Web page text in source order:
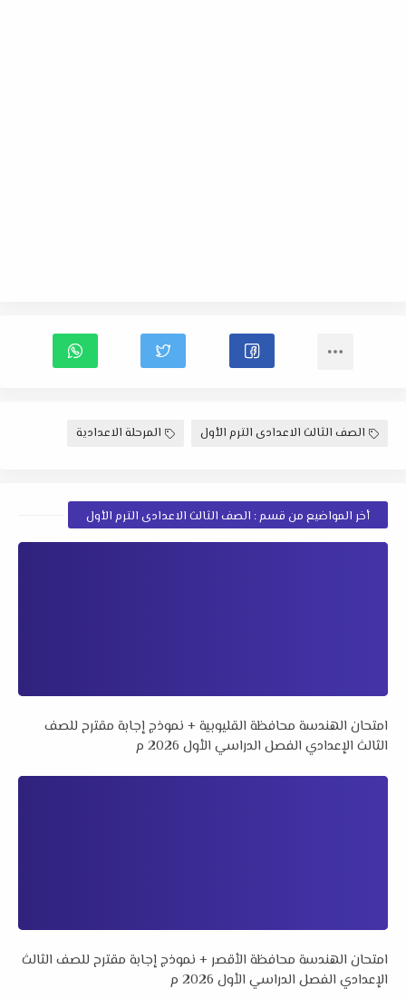
الصف الثالث الاعدادى الترم الأول المرحلة الاعدادية
أخر المواضيع من قسم : الصف الثالث الاعدادى الترم الأول
امتحان الهندسة محافظة القليوبية + نموذج إجابة مقترح للصف
الثالث الإعدادي الفصل الدراسي الأول 2026 م
امتحان الهندسة محافظة الأقصر + نموذج إجابة مقترح للصف الثالث
الإعدادي الفصل الدراسي الأول 2026 م